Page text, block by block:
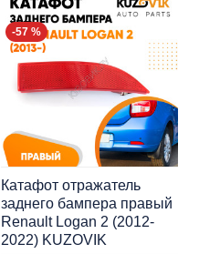
-57 %
Катафот отражатель
заднего бампера правый
Renault Logan 2 (2012-
2022) KUZOVIK